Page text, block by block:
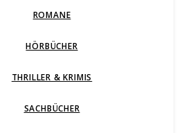
ROMANE
HÖRBÜCHER
THRILLER & KRIMIS
SACHBÜCHER